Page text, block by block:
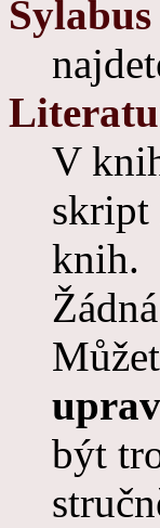
V
skript
knih.
být